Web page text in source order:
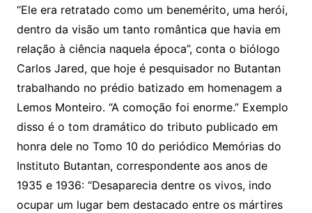
“Ele era retratado como um benemérito, uma herói,
dentro da visão um tanto romântica que havia em
relação à ciência naquela época”, conta o biólogo
Carlos Jared, que hoje é pesquisador no Butantan
trabalhando no prédio batizado em homenagem a
Lemos Monteiro. “A comoção foi enorme.” Exemplo
disso é o tom dramático do tributo publicado em
honra dele no Tomo 10 do periódico Memórias do
Instituto Butantan, correspondente aos anos de
1935 e 1936: “Desaparecia dentre os vivos, indo
ocupar um lugar bem destacado entre os mártires